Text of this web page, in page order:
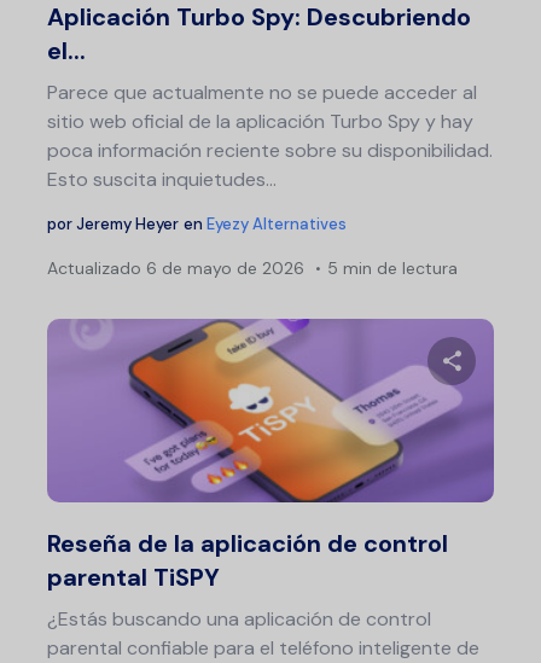
Aplicación Turbo Spy: Descubriendo
el...
Parece que actualmente no se puede acceder al
sitio web oficial de la aplicación Turbo Spy y hay
poca información reciente sobre su disponibilidad.
Esto suscita inquietudes...
porJeremy Heyer en Eyezy Alternatives
Actualizado 6 de mayo de 2026 5 min de lectura
Reseña de la aplicación de control
parental TiSPY
¿Estás buscando una aplicación de control
parental confiable para el teléfono inteligente de